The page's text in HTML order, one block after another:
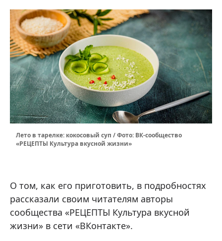
Лето в тарелке: кокосовый суп / Фото: ВК-сообщество
«РЕЦЕПТЫ Культура вкусной жизни»
О том, как его приготовить, в подробностях
рассказали своим читателям авторы
сообщества «РЕЦЕПТЫ Культура вкусной
жизни» в сети «ВКонтакте».